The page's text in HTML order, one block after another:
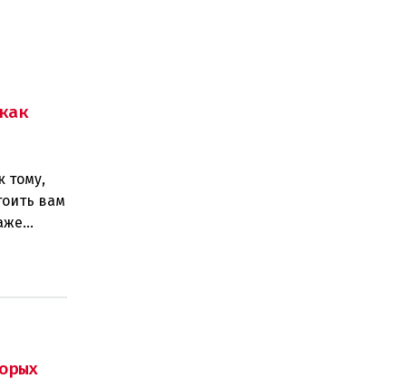
тому,
вам